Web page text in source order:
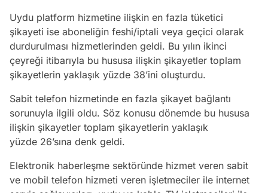
Uydu platform hizmetine ilişkin en fazla tüketici
şikayeti ise aboneliğin feshi/iptali veya geçici olarak
durdurulması hizmetlerinden geldi. Bu yılın ikinci
çeyreği itibarıyla bu hususa ilişkin şikayetler toplam
şikayetlerin yaklaşık yüzde 38’ini oluşturdu.
Sabit telefon hizmetinde en fazla şikayet bağlantı
sorunuyla ilgili oldu. Söz konusu dönemde bu hususa
ilişkin şikayetler toplam şikayetlerin yaklaşık
yüzde 26’sına denk geldi.
Elektronik haberleşme sektöründe hizmet veren sabit
ve mobil telefon hizmeti veren işletmeciler ile internet